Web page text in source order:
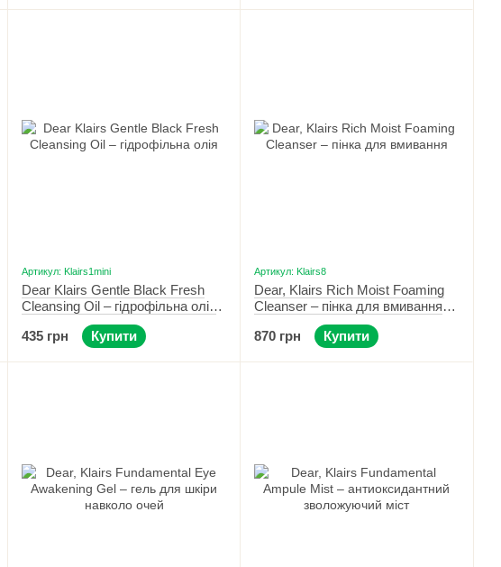
Артикул: Klairs1mini
Dear Klairs Gentle Black Fresh
Cleansing Oil – гідрофільна олія
без запаху міні 30 мл
435 грн
Купити
Артикул: Klairs8
Dear, Klairs Rich Moist Foaming
Cleanser – пінка для вмивання
870 грн
Купити